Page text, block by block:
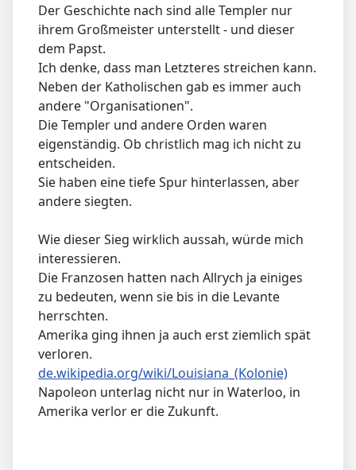
Der Geschichte nach sind alle Templer nur
ihrem Großmeister unterstellt - und dieser
dem Papst.
Ich denke, dass man Letzteres streichen kann.
Neben der Katholischen gab es immer auch
andere "Organisationen".
Die Templer und andere Orden waren
eigenständig. Ob christlich mag ich nicht zu
entscheiden.
Sie haben eine tiefe Spur hinterlassen, aber
andere siegten.
Wie dieser Sieg wirklich aussah, würde mich
interessieren.
Die Franzosen hatten nach Allrych ja einiges
zu bedeuten, wenn sie bis in die Levante
herrschten.
Amerika ging ihnen ja auch erst ziemlich spät
verloren.
de.wikipedia.org/wiki/Louisiana_(Kolonie)
Napoleon unterlag nicht nur in Waterloo, in
Amerika verlor er die Zukunft.